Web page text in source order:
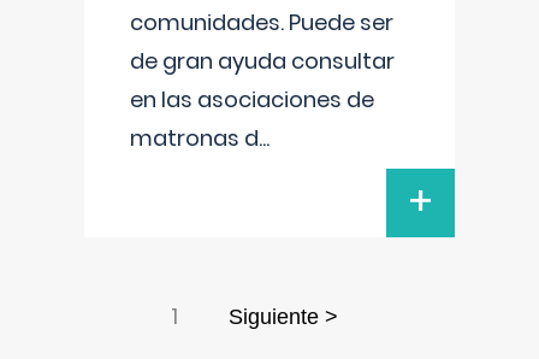
comunidades. Puede ser
de gran ayuda consultar
en las asociaciones de
matronas d...
+
1 Siguiente >